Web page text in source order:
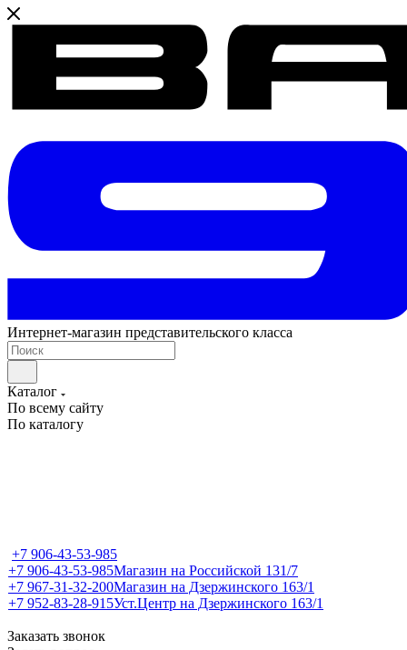
Интернет-магазин представительского класса
Каталог
По всему сайту
По каталогу
+7 906-43-53-985
+7 906-43-53-985Магазин на Российской 131/7
+7 967-31-32-200Магазин на Дзержинского 163/1
+7 952-83-28-915Уст.Центр на Дзержинского 163/1
Заказать звонок